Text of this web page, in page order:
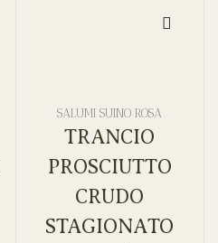
SALUMI SUINO ROSA
TRANCIO
PROSCIUTTO
CRUDO
STAGIONATO